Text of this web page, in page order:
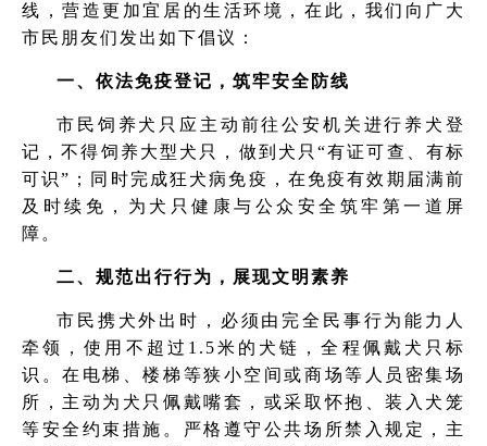
线，营造更加宜居的生活环境，在此，我们向广大
市民朋友们发出如下倡议：
一、依法免疫登记，筑牢安全防线
市民饲养犬只应主动前往公安机关进行养犬登
记，不得饲养大型犬只，做到犬只“有证可查、有标
可识”；同时完成狂犬病免疫，在免疫有效期届满前
及时续免，为犬只健康与公众安全筑牢第一道屏
障。
二、规范出行行为，展现文明素养
市民携犬外出时，必须由完全民事行为能力人
牵领，使用不超过1.5米的犬链，全程佩戴犬只标
识。在电梯、楼梯等狭小空间或商场等人员密集场
所，主动为犬只佩戴嘴套，或采取怀抱、装入犬笼
等安全约束措施。严格遵守公共场所禁入规定，主